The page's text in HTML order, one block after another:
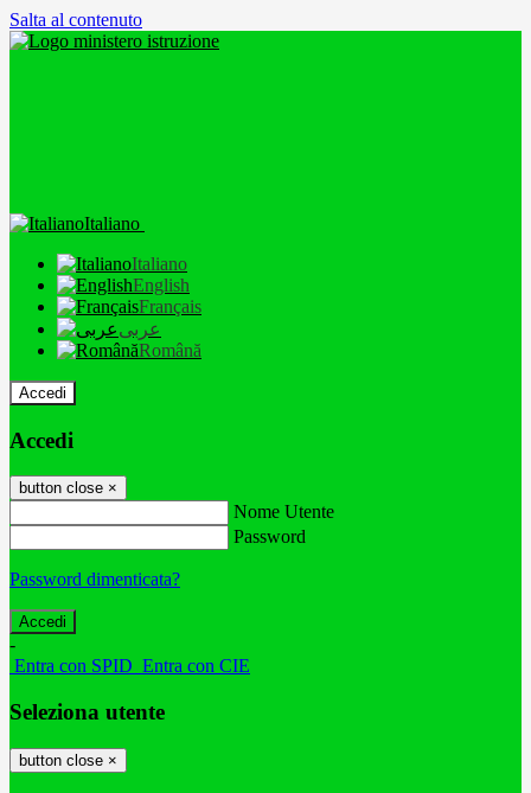
Salta al contenuto
Italiano
Italiano
English
Français
عربى
Română
Accedi
Accedi
button close ×
Nome Utente
Password
Password dimenticata?
-
Entra con SPID Entra con CIE
Seleziona utente
button close ×